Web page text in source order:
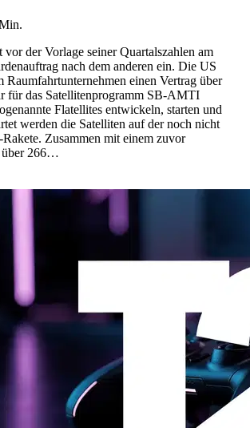
der Vorlage seiner Quartalszahlen am
nach dem anderen ein. Die US
Raumfahrtunternehmen einen Vertrag über
für das Satellitenprogramm SB-AMTI
Flatellites entwickeln, starten und
werden die Satelliten auf der noch nicht
Zusammen mit einem zuvor
über 266…